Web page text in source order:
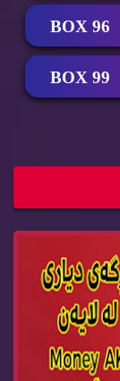
BOX 96
BOX 99